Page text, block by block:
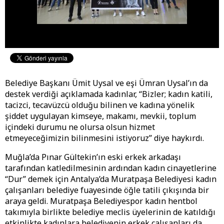
Belediye Başkanı Ümit Uysal ve eşi Ümran Uysal’ın da
destek verdiği açıklamada kadınlar, “Bizler; kadın katili,
tacizci, tecavüzcü olduğu bilinen ve kadına yönelik
şiddet uygulayan kimseye, makamı, mevkii, toplum
içindeki durumu ne olursa olsun hizmet
etmeyeceğimizin bilinmesini istiyoruz” diye haykırdı.
Muğla’da Pınar Gültekin’ın eski erkek arkadaşı
tarafından katledilmesinin ardından kadın cinayetlerine
“Dur” demek için Antalya’da Muratpaşa Belediyesi kadın
çalışanları belediye fuayesinde öğle tatili çıkışında bir
araya geldi. Muratpaşa Belediyespor kadın hentbol
takımıyla birlikte belediye meclis üyelerinin de katıldığı